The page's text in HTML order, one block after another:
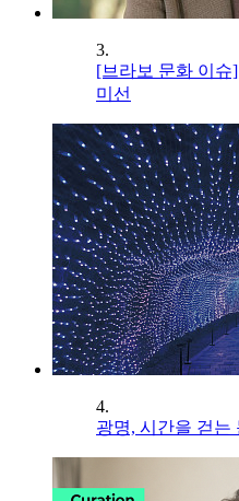
3.
[브라보 문화 이슈
미선
4.
광명, 시간을 걷는